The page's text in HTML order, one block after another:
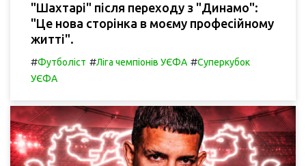
"Шахтарі" після переходу з "Динамо":
"Це нова сторінка в моєму професійному
житті".
#Футболіст #Ліга чемпіонів УЄФА #Суперкубок
УЄФА